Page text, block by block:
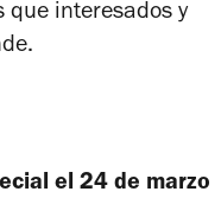
que interesados y
el 24 de marzo